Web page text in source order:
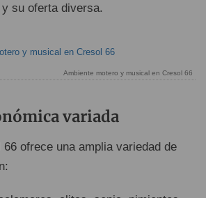
su oferta diversa.
Ambiente motero y musical en Cresol 66
variada
66 ofrece una amplia variedad de